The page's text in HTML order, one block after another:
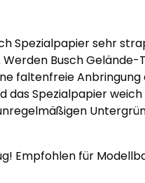
Spezialpapier sehr
Busch
faltenfreie
das Spezialpapier
Empfohlen für